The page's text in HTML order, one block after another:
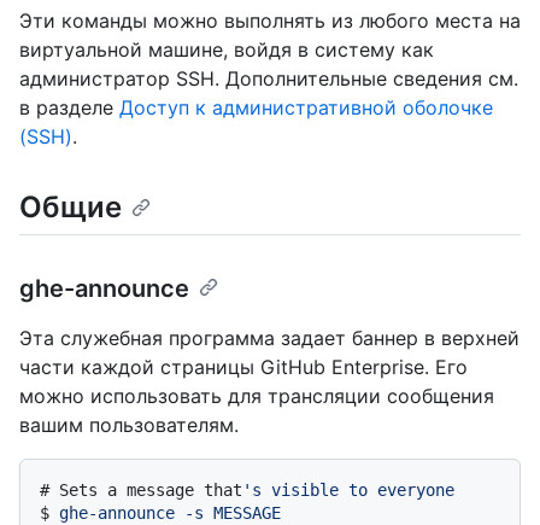
Эти команды можно выполнять из любого места на
виртуальной машине, войдя в систему как
администратор SSH. Дополнительные сведения см.
в разделе Доступ к административной оболочке
(SSH).
Общие
ghe-announce
Эта служебная программа задает баннер в верхней
части каждой страницы GitHub Enterprise. Его
можно использовать для трансляции сообщения
вашим пользователям.
# Sets a message that 's visible to everyone
$ ghe-announce -s MESSAGE